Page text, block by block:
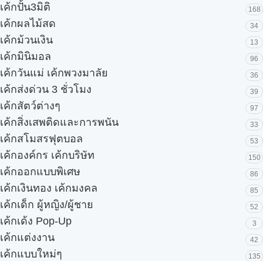
เค้กปั้น3มิติ 168
เค้กผลไม้สด 34
เค้กม้วนเงิน 13
เค้กมินิมอล 96
เค้กวันแม่ เค้กพวงมาลัย 36
เค้กส่งด่วน 3 ชั่วโมง 39
เค้กสัตว์ต่างๆ 97
เค้กสิ่งเสพติดและการพนัน 33
เค้กสโมสรฟุตบอล 53
เค้กองค์กร เค้กบริษัท 150
เค้กออกแบบพิเศษ 86
เค้กเงินทอง เค้กมงคล 85
เค้กเด็ก ผู้หญิง/ผู้ชาย 52
เค้กเด้ง Pop-Up 3
เค้กแต่งงาน 42
เค้กแบบใหม่ๆ 135